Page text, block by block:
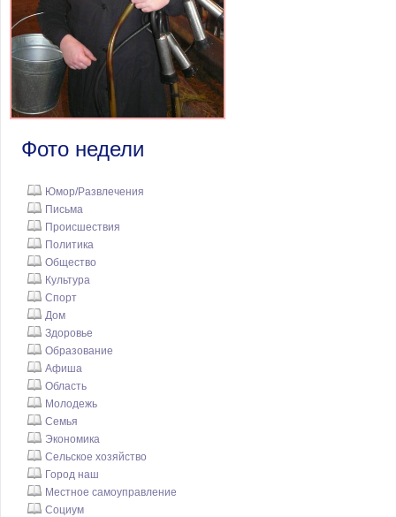
Фото недели
Юмор/Развлечения
Письма
Происшествия
Политика
Общество
Культура
Спорт
Дом
Здоровье
Образование
Афиша
Область
Молодежь
Семья
Экономика
Сельское хозяйство
Город наш
Местное самоуправление
Социум